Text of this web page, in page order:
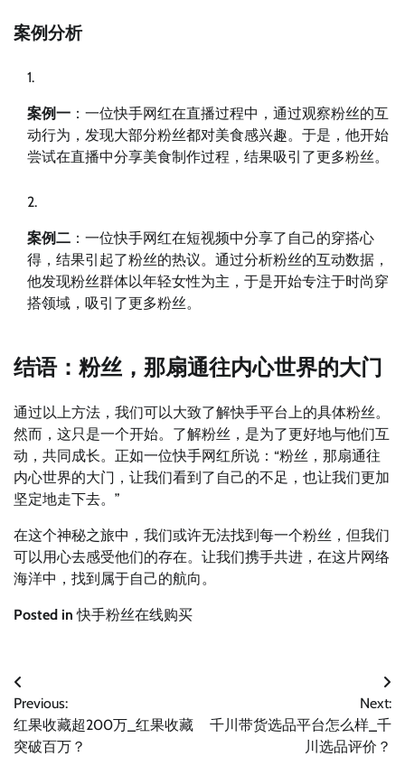
案例分析
案例一 ：一位快手网红在直播过程中，通过观察粉丝的互
动行为，发现大部分粉丝都对美食感兴趣。于是，他开始
尝试在直播中分享美食制作过程，结果吸引了更多粉丝。
案例二 ：一位快手网红在短视频中分享了自己的穿搭心
得，结果引起了粉丝的热议。通过分析粉丝的互动数据，
他发现粉丝群体以年轻女性为主，于是开始专注于时尚穿
搭领域，吸引了更多粉丝。
结语：粉丝，那扇通往内心世界的大门
通过以上方法，我们可以大致了解快手平台上的具体粉丝。
然而，这只是一个开始。了解粉丝，是为了更好地与他们互
动，共同成长。正如一位快手网红所说：“粉丝，那扇通往
内心世界的大门，让我们看到了自己的不足，也让我们更加
坚定地走下去。”
在这个神秘之旅中，我们或许无法找到每一个粉丝，但我们
可以用心去感受他们的存在。让我们携手共进，在这片网络
海洋中，找到属于自己的航向。
Posted in快手粉丝在线购买
文
章
导
Previous:
红果收藏超200万_红果收藏
突破百万？
Next:
千川带货选品平台怎么样_千
川选品评价？